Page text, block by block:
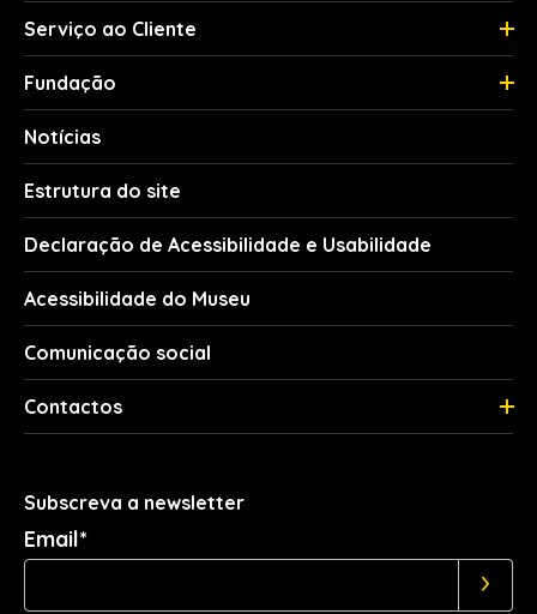
Serviço ao Cliente
Fundação
Notícias
Estrutura do site
Declaração de Acessibilidade e Usabilidade
Acessibilidade do Museu
Comunicação social
Contactos
Subscreva a newsletter
Email*